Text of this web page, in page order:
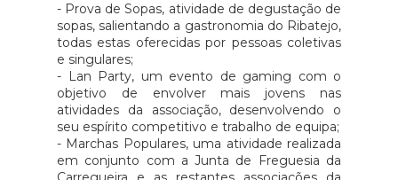
- Prova de Sopas, atividade de degustação de
sopas, salientando a gastronomia do Ribatejo,
todas estas oferecidas por pessoas coletivas
e singulares;
- Lan Party, um evento de gaming com o
objetivo de envolver mais jovens nas
atividades da associação, desenvolvendo o
seu espírito competitivo e trabalho de equipa;
- Marchas Populares, uma atividade realizada
em conjunto com a Junta de Freguesia da